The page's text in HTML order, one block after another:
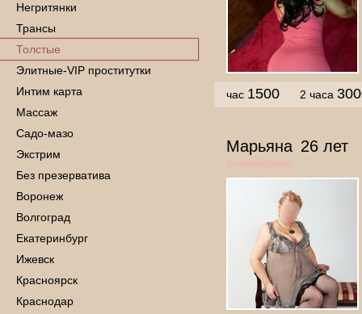
Негритянки
Трансы
Толстые
Элитные-VIP проститутки
Интим карта
Массаж
Садо-мазо
Экстрим
Без презерватива
Воронеж
Волгоград
Екатеринбург
Ижевск
Красноярск
Краснодар
час 1500 2 часа
Марьяна 26 лет
Индивидуалка